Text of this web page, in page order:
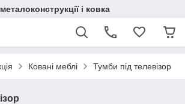
і ковка
Ковані меблі Тумби під телевізор